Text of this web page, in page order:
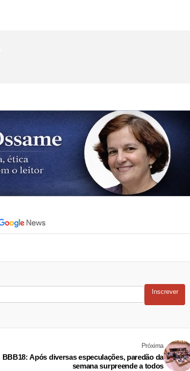
Inscrever
Próxima
BBB18: Após diversas especulações, paredão da
semana surpreende a todos